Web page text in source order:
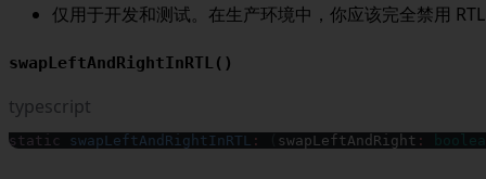
仅用于开发和测试。在生产环境中，你应该完全禁用
swapLeftAndRightInRTL()
typescript
static swapLeftAndRightInRTL : swapLeftAndRight :